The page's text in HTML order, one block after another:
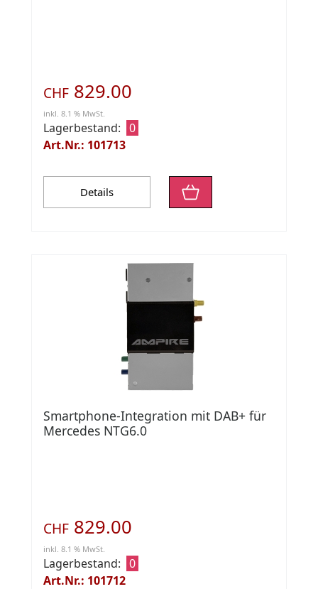
CHF 829.00
inkl. 8.1 % MwSt.
Lagerbestand: 0
Art.Nr.: 101713
Details
Smartphone-Integration mit DAB+ für
Mercedes NTG6.0
CHF 829.00
inkl. 8.1 % MwSt.
Lagerbestand: 0
Art.Nr.: 101712